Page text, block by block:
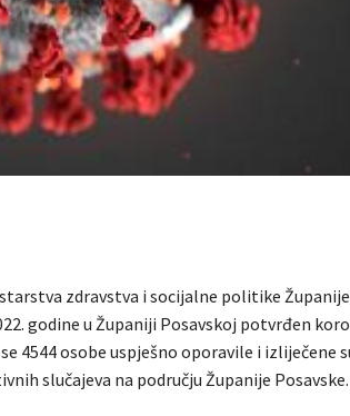
zdravstva i socijalne politike
godine u Županiji Posavskoj potvrđen
4544 osobe uspješno oporavile i izliječene
slučajeva na području Županije Posavske.